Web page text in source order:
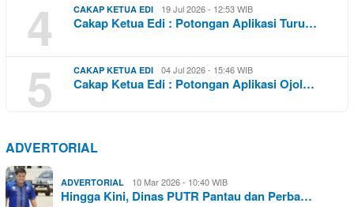
4 CAKAP KETUA EDI 19 Jul 2026 - 12:53 WIB
Cakap Ketua Edi : Potongan Aplikasi Turu…
5 CAKAP KETUA EDI 04 Jul 2026 - 15:46 WIB
Cakap Ketua Edi : Potongan Aplikasi Ojol…
ADVERTORIAL
ADVERTORIAL 10 Mar 2026 - 10:40 WIB
Hingga Kini, Dinas PUTR Pantau dan Perba…